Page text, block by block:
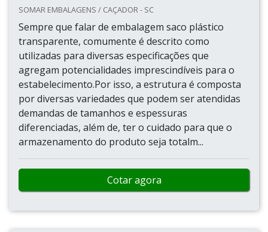
SOMAR EMBALAGENS / CAÇADOR - SC
Sempre que falar de embalagem saco plástico
transparente, comumente é descrito como
utilizadas para diversas especificações que
agregam potencialidades imprescindíveis para o
estabelecimento.Por isso, a estrutura é composta
por diversas variedades que podem ser atendidas
demandas de tamanhos e espessuras
diferenciadas, além de, ter o cuidado para que o
armazenamento do produto seja totalm...
Cotar agora